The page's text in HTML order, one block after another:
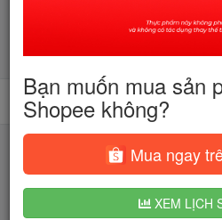
Tìm
Bạn muốn mua sản
Shopee không?
Mua ngay
XEM LỊCH